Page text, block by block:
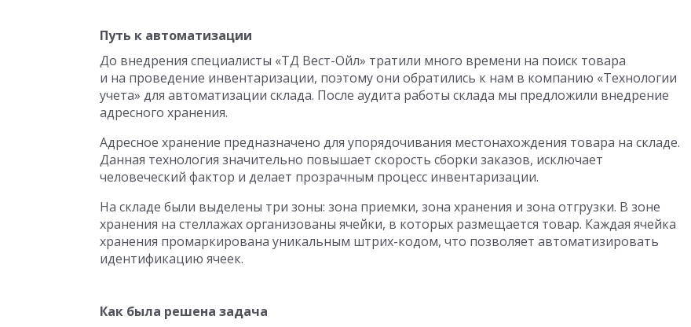
Путь к автоматизации
До внедрения специалисты «ТД Вест-Ойл» тратили много времени на поиск товара
и на проведение инвентаризации, поэтому они обратились к нам в компанию «Технологии
учета» для автоматизации склада. После аудита работы склада мы предложили внедрение
адресного хранения.
Адресное хранение предназначено для упорядочивания местонахождения товара на складе.
Данная технология значительно повышает скорость сборки заказов, исключает
человеческий фактор и делает прозрачным процесс инвентаризации.
На складе были выделены три зоны: зона приемки, зона хранения и зона отгрузки. В зоне
хранения на стеллажах организованы ячейки, в которых размещается товар. Каждая ячейка
хранения промаркирована уникальным штрих-кодом, что позволяет автоматизировать
идентификацию ячеек.
Как была решена задача